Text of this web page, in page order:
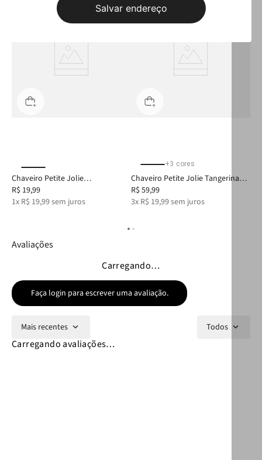
Salvar endereço
Chaveiro Petite Jolie
Tangerina/Fúcsia PJ20352
R$ 19,99
1x R$ 19,99sem juros
+3 cores
Chaveiro Petite Jolie Tangerina
PJ20339
R$ 59,99
3x R$ 19,99sem juros
Avaliações
Carregando…
Faça login para escrever uma avaliação.
Mais recentes Todos
Carregando avaliações…